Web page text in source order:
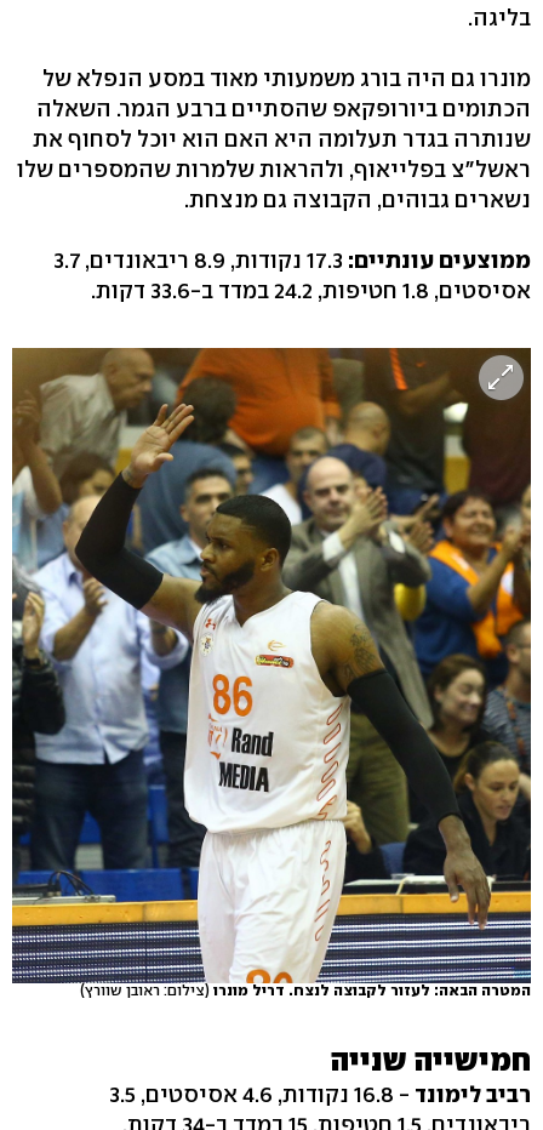
בליגה.
מונרו גם היה בורג משמעותי מאוד במסע הנפלא של
הכתומים ביורופקאפ שהסתיים ברבע הגמר. השאלה
שנותרה בגדר תעלומה היא האם הוא יוכל לסחוף את
ראשל"צ בפלייאוף, ולהראות שלמרות שהמספרים שלו
נשארים גבוהים, הקבוצה גם מנצחת.
ממוצעים עונתיים:
17.3 נקודות, 8.9 ריבאונדים, 3.7
אסיסטים, 1.8 חטיפות, 24.2 במדד ב-33.6 דקות.
המטרה הבאה: לעזור לקבוצה לנצח. דריל מונרו (צילום: ראובן שוורץ)
חמישייה שנייה
רביב לימונד
- 16.8 נקודות, 4.6 אסיסטים, 3.5
ריבאונדים, 1.5 חטיפות, 15 במדד ב-34 דקות.